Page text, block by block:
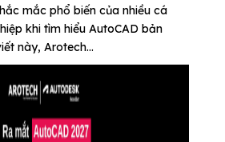
mắc phổ biến của nhiều cá
khi tìm hiểu AutoCAD bản
này, Arotech...